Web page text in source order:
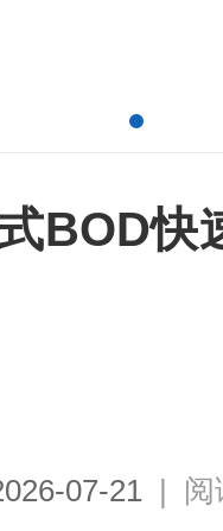
BOD快
07-21 | 阅